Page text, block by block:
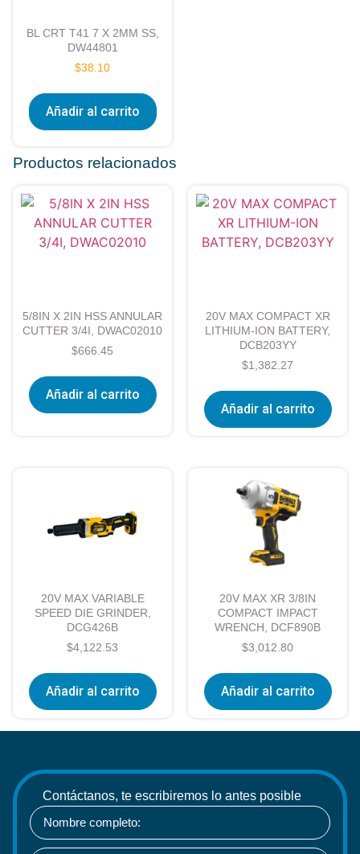
BL CRT T41 7 X 2MM SS,
DW44801
$38.10
Añadir al carrito
Productos relacionados
5/8IN X 2IN HSS ANNULAR
CUTTER 3/4I, DWAC02010
$666.45
Añadir al carrito
20V MAX COMPACT XR
LITHIUM-ION BATTERY,
DCB203YY
$1,382.27
Añadir al carrito
20V MAX VARIABLE
SPEED DIE GRINDER,
DCG426B
$4,122.53
Añadir al carrito
20V MAX XR 3/8IN
COMPACT IMPACT
WRENCH, DCF890B
$3,012.80
Añadir al carrito
Contáctanos, te escribiremos lo antes posible